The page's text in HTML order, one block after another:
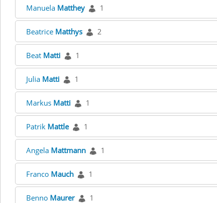
Manuela Matthey 1
Beatrice Matthys 2
Beat Matti 1
Julia Matti 1
Markus Matti 1
Patrik Mattle 1
Angela Mattmann 1
Franco Mauch 1
Benno Maurer 1